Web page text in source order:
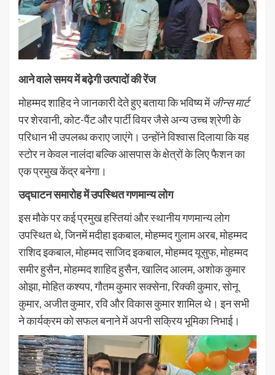
आने वाले समय में बढ़ेगी उत्पादों की रेंज
मोहम्मद शाहिद ने जानकारी देते हुए बताया कि भविष्य मेंजीन्स मार्ट
पर शेरवानी, कोट-पैंट और पार्टी वियर जैसे अन्य उच्च श्रेणी के
परिधान भी उपलब्ध कराए जाएंगे। उन्होंने विश्वास दिलाया कि यह
स्टोर न केवल नालंदा बल्कि आसपास के क्षेत्रों के लिए फैशन का
एक प्रमुख केंद्र बनेगा।
उद्घाटन समारोह में उपस्थित गणमान्य लोग
इस मौके पर कई प्रमुख हस्तियां और स्थानीय गणमान्य लोग
उपस्थित थे, जिनमें मदीहा इकबाल, मोहम्मद गुलाम अरब, मोहम्मद
राशिद इकबाल, मोहम्मद साजिद इकबाल, मोहम्मद यूसुफ, मोहम्मद
समीर हुसैन, मोहम्मद शाहिद हुसैन, खालिद आलम, अशोक कुमार
ओझा, मोहित कश्यप, गौतम कुमार सक्सेना, रिक्की कुमार, सोनू
कुमार, अजीत कुमार, रवि और विकास कुमार शामिल थे। इन सभी
ने कार्यक्रम को सफल बनाने में अपनी सक्रिय भूमिका निभाई।